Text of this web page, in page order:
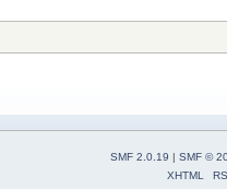
SMF 2.0.19 | SMF ©
XHTML